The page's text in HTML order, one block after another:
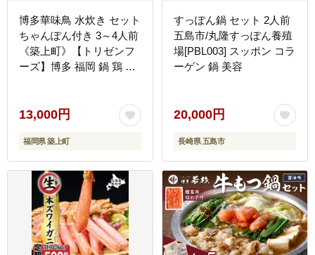
博多華味鳥 水炊き セット
ちゃんぽん付き 3～4人前
《築上町》【トリゼンフ
ーズ】博多 福岡 鍋 鶏 水
13,000円
福岡県 築上町
すっぽん鍋 セット 2人前
五島市/丸隆すっぽん養殖
場[PBL003] スッポン コラ
ーゲン 鍋 美容
20,000円
長崎県 五島市